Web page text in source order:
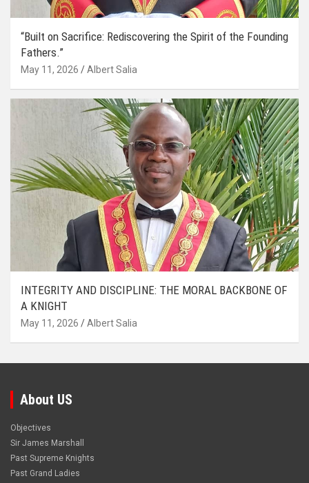
“Built on Sacrifice: Rediscovering the Spirit of the Founding
Fathers.”
May 11, 2026 Albert Salia
INTEGRITY AND DISCIPLINE: THE MORAL BACKBONE OF
A KNIGHT
May 11, 2026 Albert Salia
About US
Objectives
Sir James Marshall
Past Supreme Knights
Past Grand Ladies